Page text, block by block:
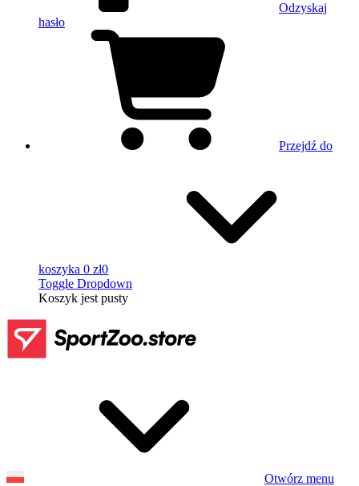
Odzyskaj
hasło
Przejdź do
koszyka 0 zł0
Toggle Dropdown
Koszyk jest pusty
Otwórz menu